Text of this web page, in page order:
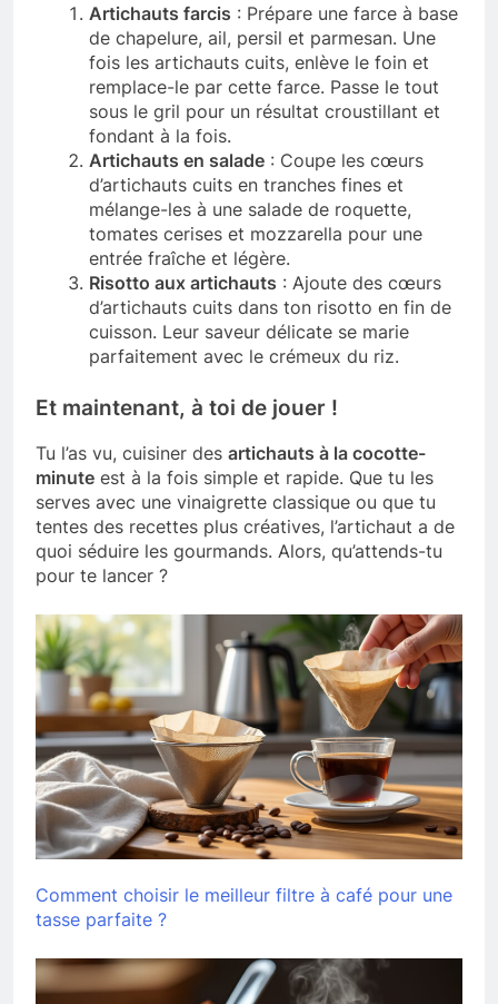
Artichauts farcis : Prépare une farce à base
de chapelure, ail, persil et parmesan. Une
fois les artichauts cuits, enlève le foin et
remplace-le par cette farce. Passe le tout
sous le gril pour un résultat croustillant et
fondant à la fois.
Artichauts en salade : Coupe les cœurs
d’artichauts cuits en tranches fines et
mélange-les à une salade de roquette,
tomates cerises et mozzarella pour une
entrée fraîche et légère.
Risotto aux artichauts : Ajoute des cœurs
d’artichauts cuits dans ton risotto en fin de
cuisson. Leur saveur délicate se marie
parfaitement avec le crémeux du riz.
Et maintenant, à toi de jouer !
Tu l’as vu, cuisiner des artichauts à la cocotte-
minute est à la fois simple et rapide. Que tu les
serves avec une vinaigrette classique ou que tu
tentes des recettes plus créatives, l’artichaut a de
quoi séduire les gourmands. Alors, qu’attends-tu
pour te lancer ?
Comment choisir le meilleur filtre à café pour une
tasse parfaite ?